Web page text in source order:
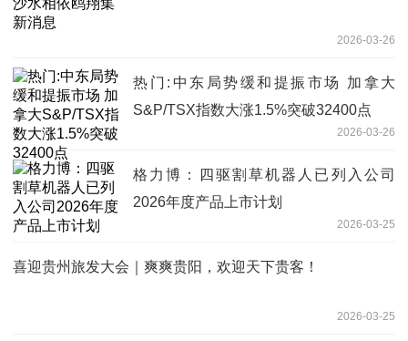
2026-03-26
热门:中东局势缓和提振市场 加拿大
S&P/TSX指数大涨1.5%突破32400点
2026-03-26
格力博：四驱割草机器人已列入公司
2026年度产品上市计划
2026-03-25
喜迎贵州旅发大会｜爽爽贵阳，欢迎天下贵客！
2026-03-25